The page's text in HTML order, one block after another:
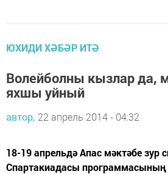
ЮХИДИ ХӘБӘР ИТӘ
Волейболны кызлар да,
яхшы уйный
автор, 22 апрель 2014 - 04:32
18-19 апрельдә Апас мәктәбе зур
Спартакиадасы программасының